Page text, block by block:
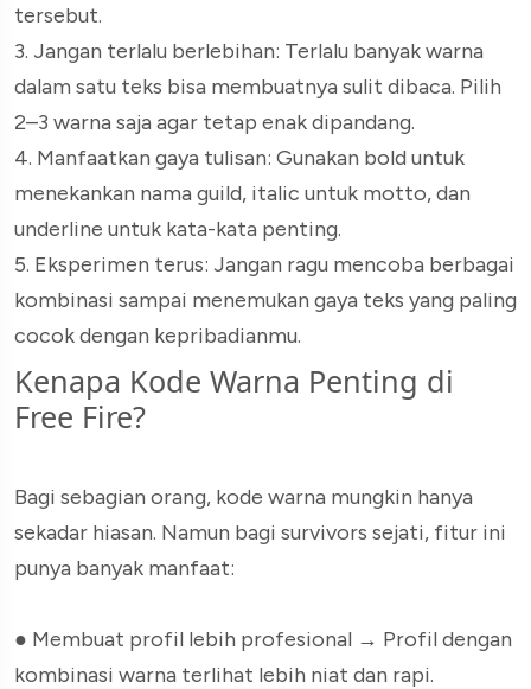
tersebut.
3. Jangan terlalu berlebihan: Terlalu banyak warna
dalam satu teks bisa membuatnya sulit dibaca. Pilih
2–3 warna saja agar tetap enak dipandang.
4. Manfaatkan gaya tulisan: Gunakan bold untuk
menekankan nama guild, italic untuk motto, dan
underline untuk kata-kata penting.
5. Eksperimen terus: Jangan ragu mencoba berbagai
kombinasi sampai menemukan gaya teks yang paling
cocok dengan kepribadianmu.
Kenapa Kode Warna Penting di
Free Fire?
Bagi sebagian orang, kode warna mungkin hanya
sekadar hiasan. Namun bagi survivors sejati, fitur ini
punya banyak manfaat:
● Membuat profil lebih profesional → Profil dengan
kombinasi warna terlihat lebih niat dan rapi.